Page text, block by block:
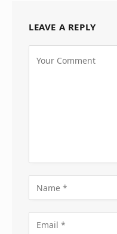
LEAVE A REPLY